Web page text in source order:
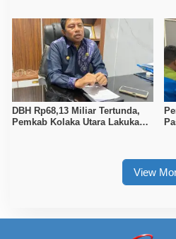
DBH Rp68,13 Miliar Tertunda,
Pemkab Kolaka Utara Lakukan
View